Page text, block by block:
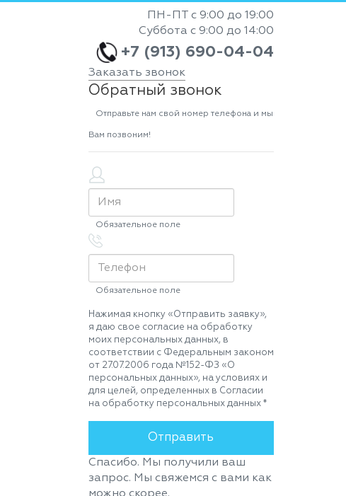
ПН-ПТ с 9:00 до 19:00
Суббота с 9:00 до 14:00
+7 (913) 690-04-04
Заказать звонок
Обратный звонок
Отправьте нам свой номер телефона и мы
Вам позвоним!
Обязательное поле
Обязательное поле
Нажимая кнопку «Отправить заявку»,
я даю свое согласие на обработку
моих персональных данных, в
соответствии с Федеральным законом
от 27.07.2006 года №152-ФЗ «О
персональных данных», на условиях и
для целей, определенных в Согласии
на обработку персональных данных *
Спасибо. Мы получили ваш
запрос. Мы свяжемся с вами как